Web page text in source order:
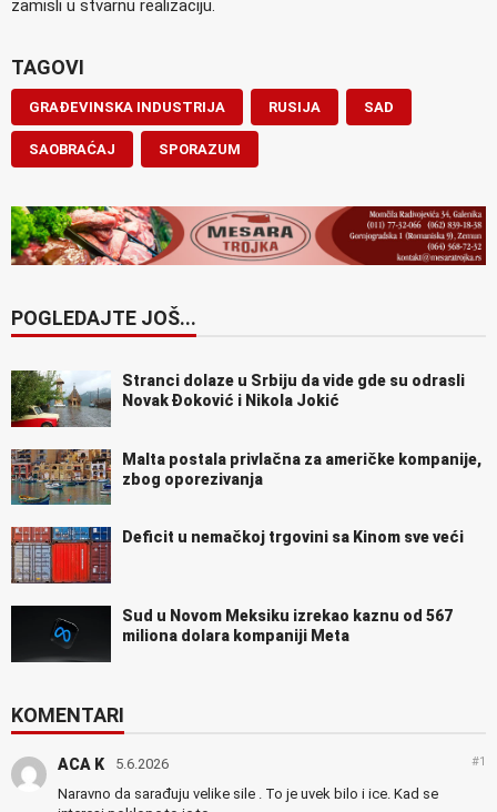
zamisli u stvarnu realizaciju.
TAGOVI
GRAĐEVINSKA INDUSTRIJA RUSIJA SAD
SAOBRAĆAJ SPORAZUM
POGLEDAJTE JOŠ...
Stranci dolaze u Srbiju da vide gde su odrasli
Novak Đoković i Nikola Jokić
Malta postala privlačna za američke kompanije,
zbog oporezivanja
Deficit u nemačkoj trgovini sa Kinom sve veći
Sud u Novom Meksiku izrekao kaznu od 567
miliona dolara kompaniji Meta
KOMENTARI
ACA K 5.6.2026 #1
Naravno da sarađuju velike sile . To je uvek bilo i ice. Kad se